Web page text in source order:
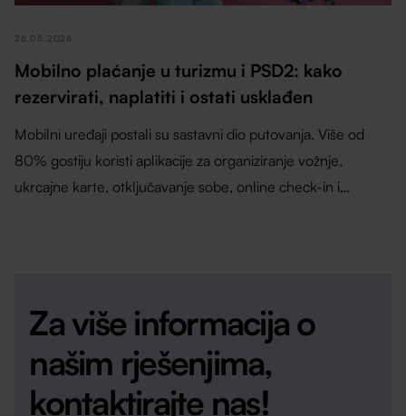
26.05.2026
Mobilno plaćanje u turizmu i PSD2: kako
rezervirati, naplatiti i ostati usklađen
Mobilni uređaji postali su sastavni dio putovanja. Više od
80% gostiju koristi aplikacije za organiziranje vožnje,
ukrcajne karte, otključavanje sobe, online check-in i
Za više informacija o
našim rješenjima,
kontaktirajte nas!